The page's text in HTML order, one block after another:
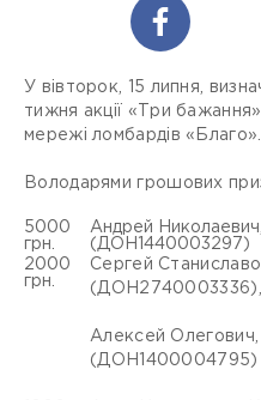
У вівторок, 15 липня,
тижня акції «Три
мережі ломбардів «Благо».
Володарями грошових
5000
грн.
Андрей
(ДОН1440003297)
2000
грн.
Сергей
(ДОН2740003336),
Алексей Олегович,
(ДОН1400004795)